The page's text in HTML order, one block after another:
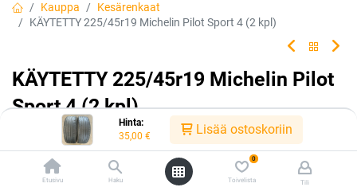
Hinta:
35,00 € Lisää ostoskoriin
Etusivu Haku
0
Toivelista Tili
Kauppa
Kesärenkaat
KÄYTETTY 225/45r19 Michelin Pilot Sport 4 (2 kpl)
KÄYTETTY 225/45r19 Michelin Pilot
Sport 4 (2 kpl)
Tuotekoodi:kk2254519ps4
Tällä tuotteella ei ole kelvollista yhdistelmää.